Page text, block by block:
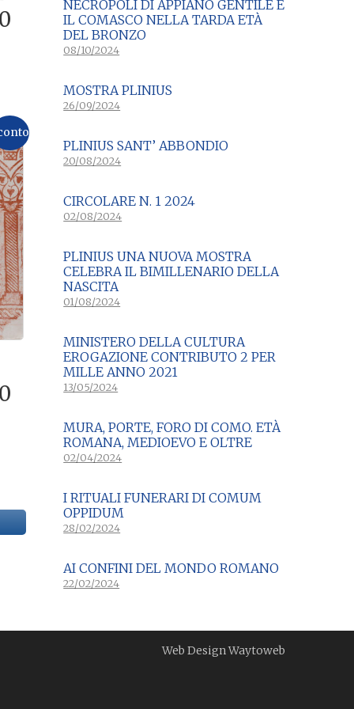
Il
prezzo
attuale
€10,00.
Il
attuale
NECROPOLI DI APPIANO GENTILE E
IL COMASCO NELLA TARDA ETÀ
DEL BRONZO
08/10/2024
MOSTRA PLINIUS
26/09/2024
PLINIUS SANT’ ABBONDIO
20/08/2024
CIRCOLARE N. 1 2024
02/08/2024
PLINIUS UNA NUOVA MOSTRA
CELEBRA IL BIMILLENARIO DELLA
NASCITA
01/08/2024
MINISTERO DELLA CULTURA
EROGAZIONE CONTRIBUTO 2 PER
MILLE ANNO 2021
13/05/2024
MURA, PORTE, FORO DI COMO. ETÀ
ROMANA, MEDIOEVO E OLTRE
02/04/2024
I RITUALI FUNERARI DI COMUM
OPPIDUM
28/02/2024
AI CONFINI DEL MONDO ROMANO
22/02/2024
Web DesignWaytoweb